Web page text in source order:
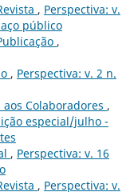
, Perspectiva: v.
público
,
, Perspectiva: v. 2 n.
Colaboradores ,
especial/julho -
, Perspectiva: v. 16
, Perspectiva: v.